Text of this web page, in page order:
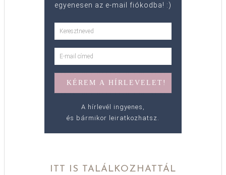
egyenesen az e-mail fiókodba! :)
A hírlevél ingyenes,
és bármikor leiratkozhatsz.
ITT IS TALÁLKOZHATTÁL